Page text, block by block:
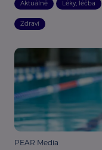
Aktuálně Léky, léčba
Zdraví
PEAR Media